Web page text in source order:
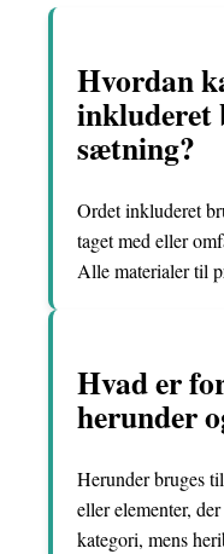
Hvordan
inkluderet
sætning?
Ordet inkluderet
taget med eller
Alle materialer til
Hvad er
herunder
Herunder bruges
eller elementer,
kategori, mens